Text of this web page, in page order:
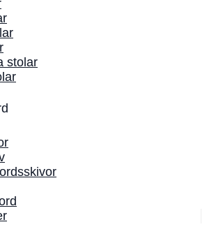
stolar